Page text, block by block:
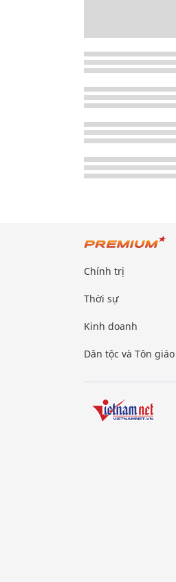
Chính trị
Thời sự
Kinh doanh
Dân tộc và Tôn giáo